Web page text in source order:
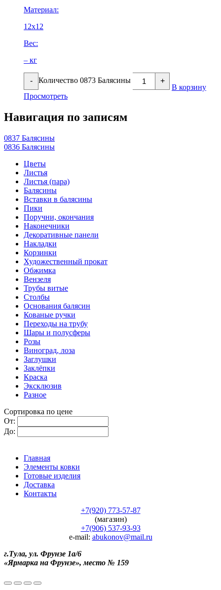
Материал:
12х12
Вес:
– кг
- Количество 0873 Балясины +
В корзину
Просмотреть
Навигация по записям
0837 Балясины
0836 Балясины
Цветы
Листья
Листья (пара)
Балясины
Вставки в балясины
Пики
Поручни, окончания
Наконечники
Декоративные панели
Накладки
Корзинки
Художественный прокат
Обжимка
Вензеля
Трубы витые
Столбы
Основания балясин
Кованые ручки
Переходы на трубу
Шары и полусферы
Розы
Виноград, лоза
Заглушки
Заклёпки
Краска
Эксклюзив
Разное
Сортировка по цене
От:
До:
Главная
Элементы ковки
Готовые изделия
Доставка
Контакты
+7(920) 773-57-87
(магазин)
+7(906) 537-93-93
e-mail: abukonov@mail.ru
г.Тула, ул. Фрунзе 1а/6
«Ярмарка на Фрунзе», место № 159